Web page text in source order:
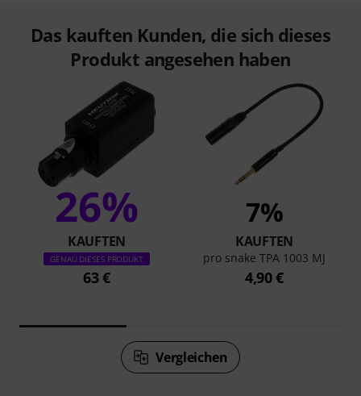
Das kauften Kunden, die sich dieses
Produkt angesehen haben
26%
KAUFTEN
GENAU DIESES PRODUKT
63 €
7%
KAUFTEN
pro snake TPA 1003 MJ
4,90 €
Vergleichen